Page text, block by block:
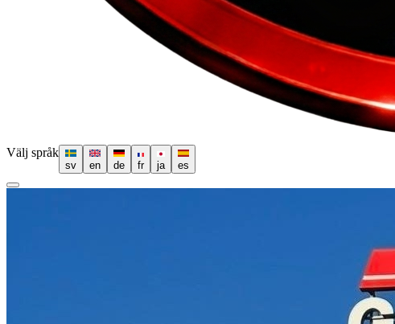
Välj språk
sv en de fr ja es